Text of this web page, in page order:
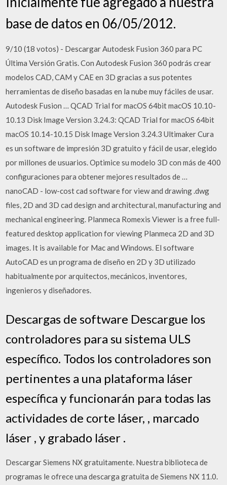
base de datos en 06/05/2012.
9/10 (18 votos) - Descargar Autodesk Fusion 360 para PC
Última Versión Gratis. Con Autodesk Fusion 360 podrás crear
modelos CAD, CAM y CAE en 3D gracias a sus potentes
herramientas de diseño basadas en la nube muy fáciles de usar.
Autodesk Fusion … QCAD Trial for macOS 64bit macOS 10.10-
10.13 Disk Image Version 3.24.3: QCAD Trial for macOS 64bit
macOS 10.14-10.15 Disk Image Version 3.24.3 Ultimaker Cura
es un software de impresión 3D gratuito y fácil de usar, elegido
por millones de usuarios. Optimice su modelo 3D con más de 400
configuraciones para obtener mejores resultados de …
nanoCAD - low-cost cad software for view and drawing .dwg
files, 2D and 3D cad design and architectural, manufacturing and
mechanical engineering. Planmeca Romexis Viewer is a free full-
featured desktop application for viewing Planmeca 2D and 3D
images. It is available for Mac and Windows. El software
AutoCAD es un programa de diseño en 2D y 3D utilizado
habitualmente por arquitectos, mecánicos, inventores,
ingenieros y diseñadores.
Descargas de software Descargue los
controladores para su sistema ULS
específico. Todos los controladores son
pertinentes a una plataforma láser
específica y funcionarán para todas las
actividades de corte láser, , marcado
láser , y grabado láser .
Descargar Siemens NX gratuitamente. Nuestra biblioteca de
programas le ofrece una descarga gratuita de Siemens NX 11.0.